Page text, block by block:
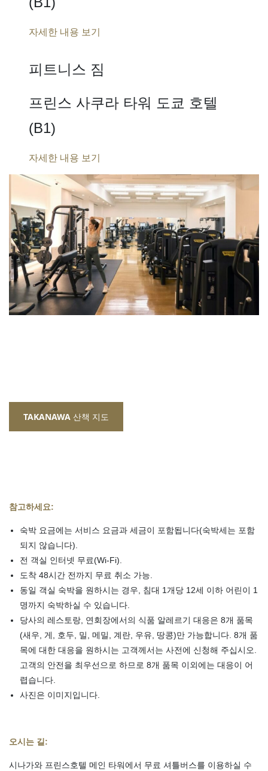
자세한 내용 보기
피트니스 짐
프린스 사쿠라 타워 도쿄 호텔
(B1)
자세한 내용 보기
TAKANAWA 산책 지도
참고하세요:
숙박 요금에는 서비스 요금과 세금이 포함됩니다(숙박세는 포함
되지 않습니다).
전 객실 인터넷 무료(Wi-Fi).
도착 48시간 전까지 무료 취소 가능.
동일 객실 숙박을 원하시는 경우, 침대 1개당 12세 이하 어린이 1
명까지 숙박하실 수 있습니다.
당사의 레스토랑, 연회장에서의 식품 알레르기 대응은 8개 품목
(새우, 게, 호두, 밀, 메밀, 계란, 우유, 땅콩)만 가능합니다. 8개 품
목에 대한 대응을 원하시는 고객께서는 사전에 신청해 주십시오.
고객의 안전을 최우선으로 하므로 8개 품목 이외에는 대응이 어
렵습니다.
사진은 이미지입니다.
오시는 길:
시나가와 프린스호텔 메인 타워에서 무료 셔틀버스를 이용하실 수